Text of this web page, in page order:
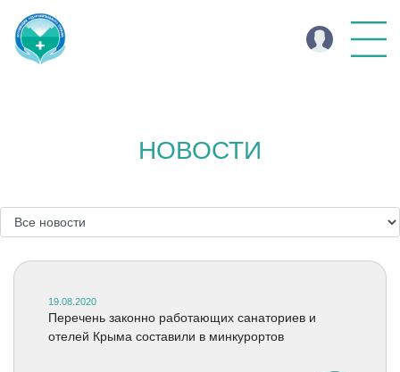
НОВОСТИ
19.08.2020
Перечень законно работающих санаториев и
отелей Крыма составили в минкурортов